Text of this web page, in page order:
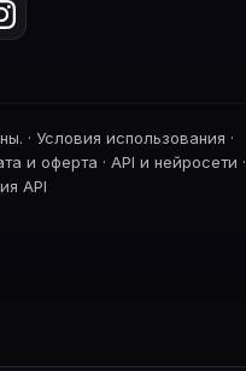
· Условия использования ·
и оферта · API и нейросети ·
API